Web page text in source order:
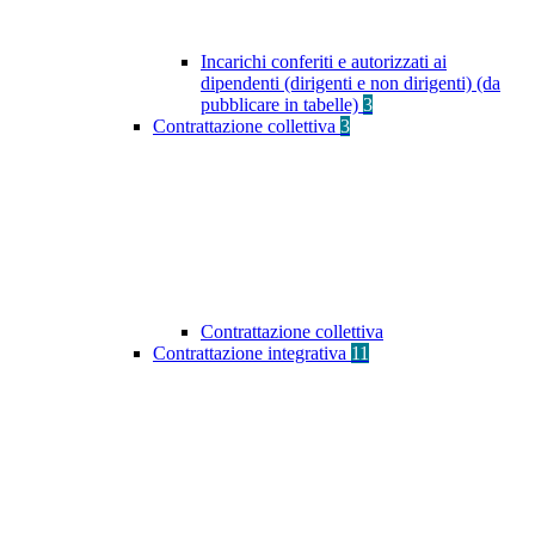
Incarichi conferiti e autorizzati ai
dipendenti (dirigenti e non dirigenti) (da
pubblicare in tabelle) 3
Contrattazione collettiva 3
Contrattazione collettiva
Contrattazione integrativa 11